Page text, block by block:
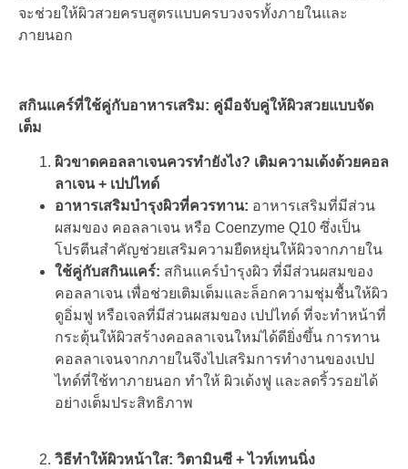
จะช่วยให้ผิวสวยครบสูตรแบบครบวงจรทั้งภายในและ
ภายนอก
สกินแคร์ที่ใช้คู่กับอาหารเสริม: คู่มือจับคู่ให้ผิวสวยแบบจัด
เต็ม
ผิวขาดคอลลาเจนควรทำยังไง? เติมความเด้งด้วยคอล
ลาเจน + เปปไทด์
อาหารเสริมบำรุงผิวที่ควรทาน: อาหารเสริมที่มีส่วน
ผสมของ คอลลาเจน หรือ Coenzyme Q10 ซึ่งเป็น
โปรตีนสำคัญช่วยเสริมความยืดหยุ่นให้ผิวจากภายใน
ใช้คู่กับสกินแคร์: สกินแคร์บำรุงผิว ที่มีส่วนผสมของ
คอลลาเจน เพื่อช่วยเติมเต็มและล็อกความชุ่มชื้นให้ผิว
ดูอิ่มฟู หรือเจลที่มีส่วนผสมของ เปปไทด์ ที่จะทำหน้าที่
กระตุ้นให้ผิวสร้างคอลลาเจนใหม่ได้ดียิ่งขึ้น การทาน
คอลลาเจนจากภายในจึงไปเสริมการทำงานของเปป
ไทด์ที่ใช้ทาภายนอก ทำให้ ผิวเด้งฟู และลดริ้วรอยได้
อย่างเต็มประสิทธิภาพ
วิธีทำให้ผิวหน้าใส: วิตามินซี + ไวท์เทนนิ่ง